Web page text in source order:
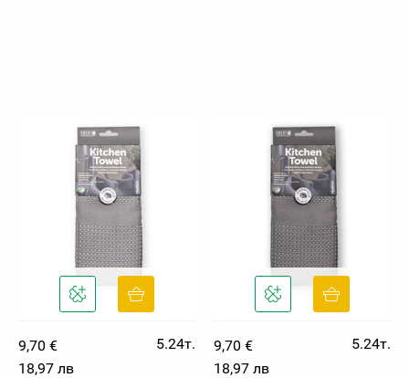
9,70 €
5.24т.
18,97 лв
9,70 €
5.24т.
18,97 лв